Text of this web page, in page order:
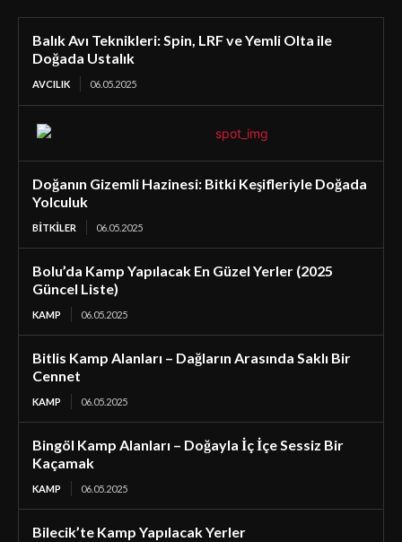
Balık Avı Teknikleri: Spin, LRF ve Yemli Olta ile
Doğada Ustalık
AVCILIK 06.05.2025
Doğanın Gizemli Hazinesi: Bitki Keşifleriyle Doğada
Yolculuk
BİTKİLER 06.05.2025
Bolu’da Kamp Yapılacak En Güzel Yerler (2025
Güncel Liste)
KAMP 06.05.2025
Bitlis Kamp Alanları – Dağların Arasında Saklı Bir
Cennet
KAMP 06.05.2025
Bingöl Kamp Alanları – Doğayla İç İçe Sessiz Bir
Kaçamak
KAMP 06.05.2025
Bilecik’te Kamp Yapılacak Yerler